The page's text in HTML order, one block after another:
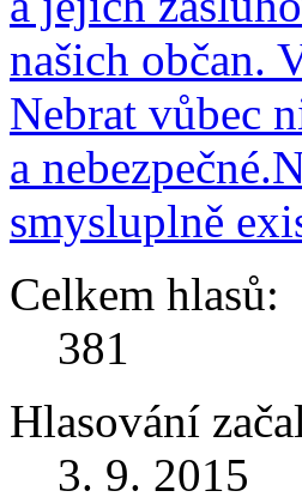
našich občan.
Nebrat vůbec
a
smysluplně
Celkem hlasů:
381
Hlasování
3. 9. 2015